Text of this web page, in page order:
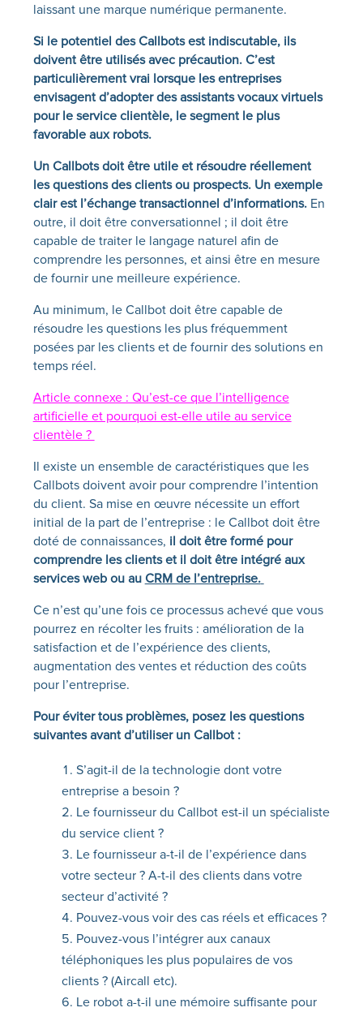
laissant une marque numérique permanente.
Si le potentiel des Callbots est indiscutable, ils
doivent être utilisés avec précaution. C’est
particulièrement vrai lorsque les entreprises
envisagent d’adopter des assistants vocaux virtuels
pour le service clientèle, le segment le plus
favorable aux robots.
Un Callbots doit être utile et résoudre réellement
les questions des clients ou prospects. Un exemple
clair est l’échange transactionnel d’informations.En
outre, il doit être conversationnel ; il doit être
capable de traiter le langage naturel afin de
comprendre les personnes, et ainsi être en mesure
de fournir une meilleure expérience.
Au minimum, le Callbot doit être capable de
résoudre les questions les plus fréquemment
posées par les clients et de fournir des solutions en
temps réel.
Article connexe : Qu’est-ce que l’intelligence
artificielle et pourquoi est-elle utile au service
clientèle ?
Il existe un ensemble de caractéristiques que les
Callbots doivent avoir pour comprendre l’intention
du client. Sa mise en œuvre nécessite un effort
initial de la part de l’entreprise : le Callbot doit être
doté de connaissances, il doit être formé pour
comprendre les clients et il doit être intégré aux
services web ou au CRM de l’entreprise.
Ce n’est qu’une fois ce processus achevé que vous
pourrez en récolter les fruits : amélioration de la
satisfaction et de l’expérience des clients,
augmentation des ventes et réduction des coûts
pour l’entreprise.
Pour éviter tous problèmes, posez les questions
suivantes avant d’utiliser un Callbot :
S’agit-il de la technologie dont votre
entreprise a besoin ?
Le fournisseur du Callbot est-il un spécialiste
du service client ?
Le fournisseur a-t-il de l’expérience dans
votre secteur ? A-t-il des clients dans votre
secteur d’activité ?
Pouvez-vous voir des cas réels et efficaces ?
Pouvez-vous l’intégrer aux canaux
téléphoniques les plus populaires de vos
clients ? (Aircall etc).
Le robot a-t-il une mémoire suffisante pour